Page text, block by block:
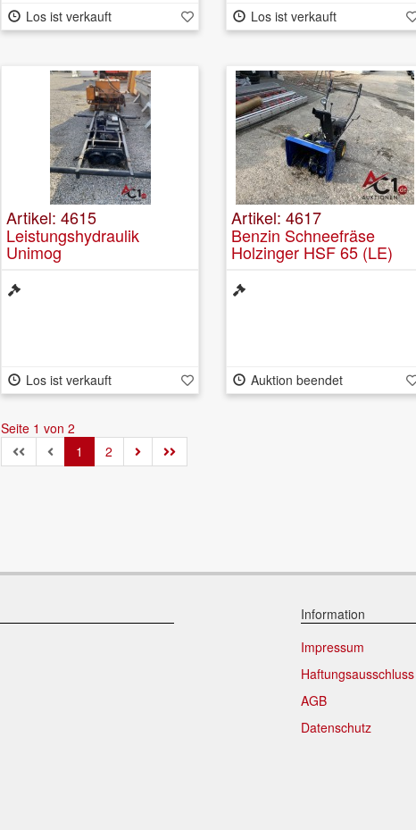
Los ist verkauft Los ist verkauft
Artikel: 4615
Leistungshydraulik
Unimog
Los ist verkauft
Artikel: 4617
Benzin Schneefräse
Holzinger HSF 65 (LE)
Auktion beendet
Seite 1 von 2
1
2
Information
Impressum
Haftungsausschluss
AGB
Datenschutz